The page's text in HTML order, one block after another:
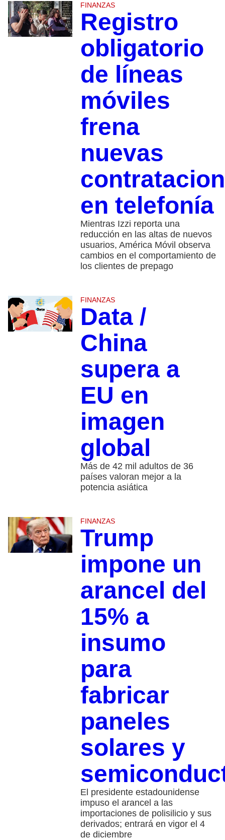
FINANZAS
Registro
obligatorio
de líneas
móviles
frena
nuevas
en telefonía
Mientras Izzi reporta una
reducción en las altas de nuevos
usuarios, América Móvil observa
cambios en el comportamiento de
los clientes de prepago
FINANZAS
Data /
China
supera a
EU en
imagen
global
Más de 42 mil adultos de 36
países valoran mejor a la
potencia asiática
FINANZAS
Trump
impone un
arancel del
15% a
insumo
para
fabricar
paneles
solares y
El presidente estadounidense
impuso el arancel a las
importaciones de polisilicio y sus
derivados; entrará en vigor el 4
de diciembre